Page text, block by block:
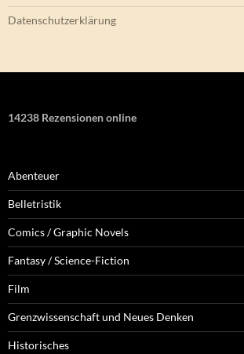
Datenschutzerklärung
14238 Rezensionen online
Abenteuer
Belletristik
Comics / Graphic Novels
Fantasy / Science-Fiction
Film
Grenzwissenschaft und Neues Denken
Historisches